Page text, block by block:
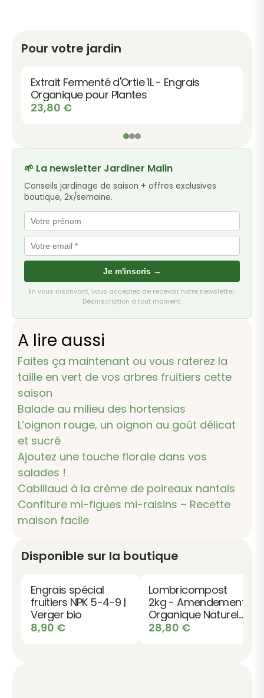
Pour votre jardin
Extrait Fermenté d'Ortie 1L - Engrais
Organique pour Plantes
23,80 €
🌱 La newsletter Jardiner Malin
Conseils jardinage de saison + offres exclusives
boutique, 2x/semaine.
Je m'inscris →
En vous inscrivant, vous acceptez de recevoir notre newsletter.
Désinscription à tout moment.
A lire aussi
Faites ça maintenant ou vous raterez la
taille en vert de vos arbres fruitiers cette
saison
Balade au milieu des hortensias
L’oignon rouge, un oignon au goût délicat
et sucré
Ajoutez une touche florale dans vos
salades !
Cabillaud à la crème de poireaux nantais
Confiture mi-figues mi-raisins – Recette
maison facile
Disponible sur la boutique
Engrais spécial
fruitiers NPK 5-4-9 |
Verger bio
8,90 €
Lombricompost
2kg - Amendement
Organique Naturel
Organic Worms
28,80 €